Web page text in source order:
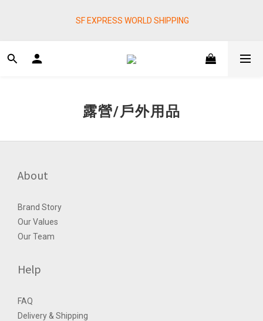
SF EXPRESS WORLD SHIPPING
提醒各位⚠️下單後寄出，請務必在時間內完成取貨才是乖寶寶呦~
可能有誤差，如遇到缺貨很抱歉！請見諒！
露營/戶外用品
About
Brand Story
Our Values
Our Team
Help
FAQ
Delivery & Shipping